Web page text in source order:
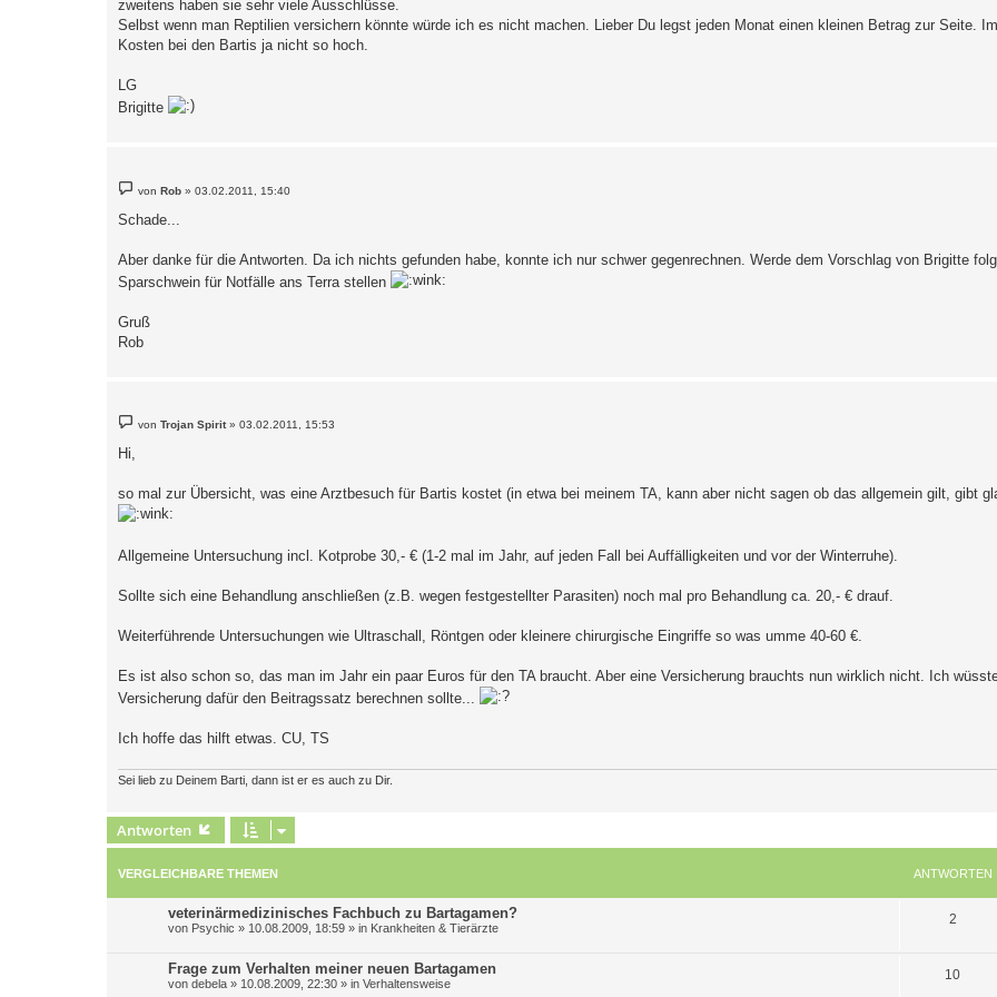
g
zweitens haben sie sehr viele Ausschlüsse.
Selbst wenn man Reptilien versichern könnte würde ich es nicht machen. Lieber Du legst jeden Monat einen kleinen Betrag zur Seite.
Kosten bei den Bartis ja nicht so hoch.
LG
Brigitte
e
t
g
vonRob »03.02.2011, 15:40
Schade...
Aber danke für die Antworten. Da ich nichts gefunden habe, konnte ich nur schwer gegenrechnen. Werde dem Vorschlag von Brigitte
Sparschwein für Notfälle ans Terra stellen
Gruß
Rob
t
g
vonTrojan Spirit»03.02.2011, 15:53
Hi,
so mal zur Übersicht, was eine Arztbesuch für Bartis kostet (in etwa bei meinem TA, kann aber nicht sagen ob das allgemein gilt, gibt
Allgemeine Untersuchung incl. Kotprobe 30,- € (1-2 mal im Jahr, auf jeden Fall bei Auffälligkeiten und vor der Winterruhe).
Sollte sich eine Behandlung anschließen (z.B. wegen festgestellter Parasiten) noch mal pro Behandlung ca. 20,- € drauf.
Weiterführende Untersuchungen wie Ultraschall, Röntgen oder kleinere chirurgische Eingriffe so was umme 40-60 €.
Es ist also schon so, das man im Jahr ein paar Euros für den TA braucht. Aber eine Versicherung brauchts nun wirklich nicht. Ich
Versicherung dafür den Beitragssatz berechnen sollte...
Ich hoffe das hilft etwas. CU, TS
Sei lieb zu Deinem Barti, dann ist er es auch zu Dir.
Antworten
VERGLEICHBARE THEMEN ANTWORTEN
veterinärmedizinisches Fachbuch zu Bartagamen?
von Psychic » 10.08.2009, 18:59 » in Krankheiten & Tierärzte
2A
t
Frage zum Verhalten meiner neuen Bartagamen
von debela » 10.08.2009, 22:30 » in Verhaltensweise
10A